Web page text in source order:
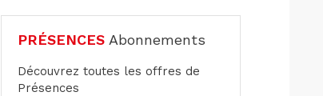
PRÉSENCES Abonnements
Découvrez toutes les offres de
Présences